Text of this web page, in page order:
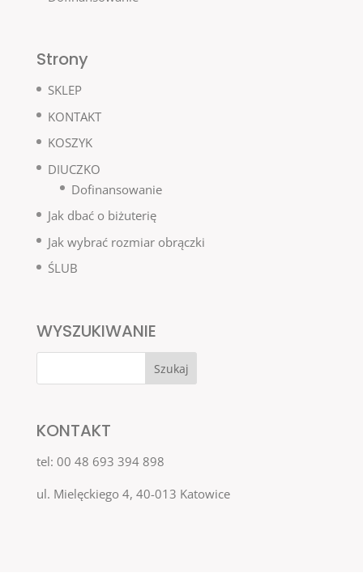
Strony
SKLEP
KONTAKT
KOSZYK
DIUCZKO
Dofinansowanie
Jak dbać o biżuterię
Jak wybrać rozmiar obrączki
ŚLUB
WYSZUKIWANIE
KONTAKT
tel: 00 48 693 394 898
ul. Mielęckiego 4, 40-013 Katowice